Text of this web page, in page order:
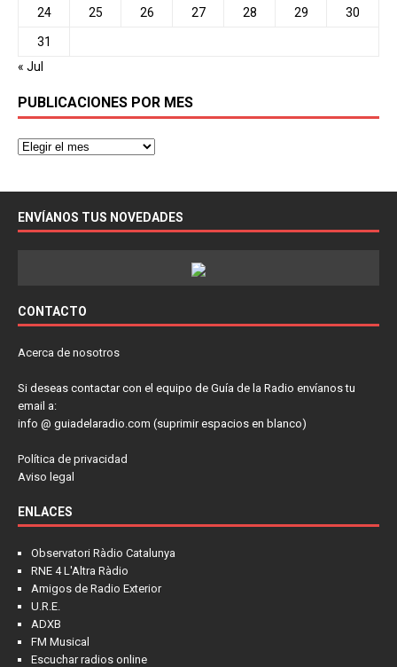
24 25 26 27 28 29 30
31
« Jul
PUBLICACIONES POR MES
ENVÍANOS TUS NOVEDADES
CONTACTO
Acerca de nosotros
Si deseas contactar con el equipo de Guía de la Radio envíanos tu
email a:
info @ guiadelaradio.com (suprimir espacios en blanco)
Política de privacidad
Aviso legal
ENLACES
Observatori Ràdio Catalunya
RNE 4 L'Altra Ràdio
Amigos de Radio Exterior
U.R.E.
ADXB
FM Musical
Escuchar radios online